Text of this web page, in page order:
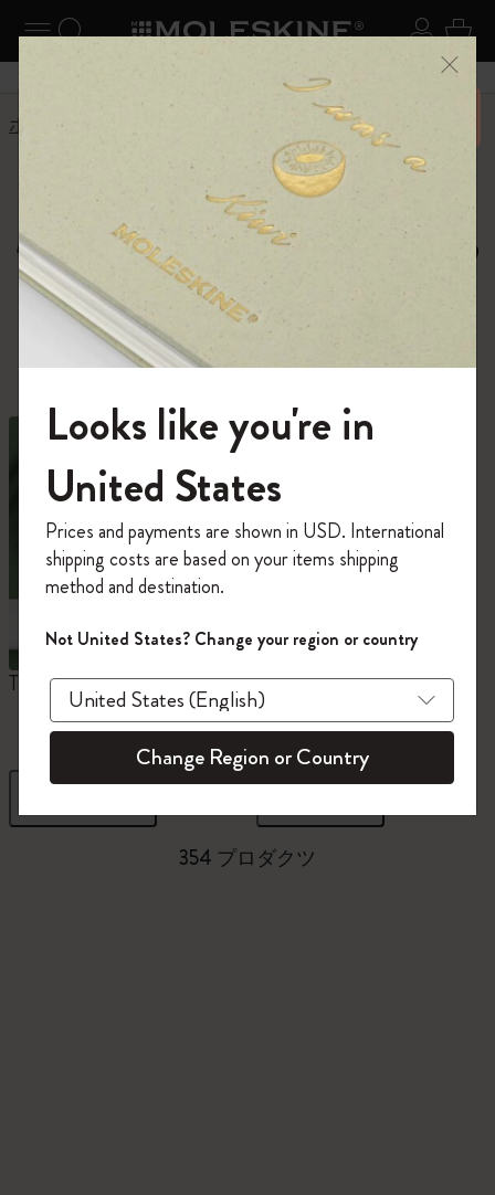
ナビゲーションの切替 ログ
検索 (キーワードなど) カ
6,500円以上のご購入で送料無料 メニ
ーを閉じる
ホーム
Moleskine Notebooks,
Journals and Cahiers
種類豊富なノートブックの中から、あなた
の才能を解き放つ1冊を。
The Original Notebook
ミニノートブックチャー
ム
354 プロダクツ
モレスキンの世界へようこそ
「WELCOME10」を入力すると、初回注
文が10%オフ＋送料無料になります。セ
ール・アウトレット品は適用外。
Moleskineアカウントを作成して限定オフ
ァーや会員特典、さらに多くのインスピ
レーションを手に入れましょう。
今すぐ会員登録 !
Looks like you're in
United States
Prices and payments are shown in USD. International
shipping costs are based on your items shipping
method and destination.
Not United States? Change your region or country
Change Region or Country